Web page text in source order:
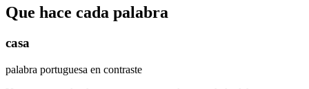
Que hace cada palabra
casa
palabra portuguesa en contraste